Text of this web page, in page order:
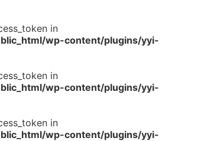
in
wp-content/plugins/yyi-
in
wp-content/plugins/yyi-
in
wp-content/plugins/yyi-